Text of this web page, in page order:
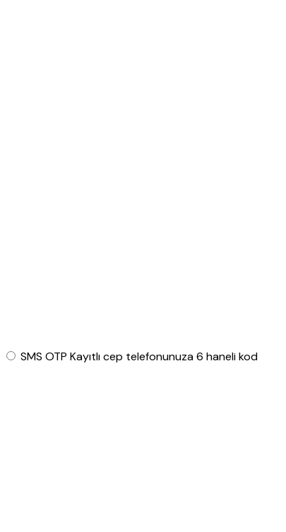
SMS OTP Kayıtlı cep telefonunuza 6 haneli kod